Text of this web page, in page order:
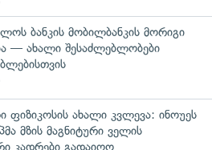
ბანკის მობილბანკის მორიგი
— ახალი შესაძლებლობები
ფიზიკოსის ახალი კვლევა: ინოუეს
მზის მაგნიტური ველის
კადრები გადაიღო